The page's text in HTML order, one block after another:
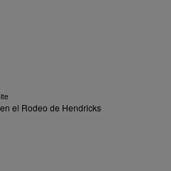
el Rodeo de Hendricks